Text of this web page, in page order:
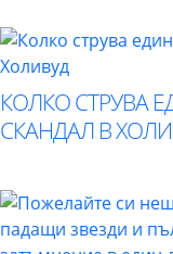
КОЛКО СТРУВА
СКАНДАЛ В